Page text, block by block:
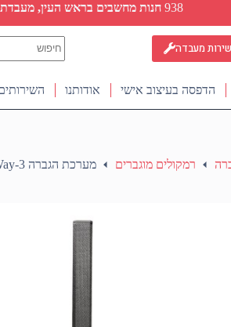
938 חנות מחשבים בראש העין, מעבדת
שירות מעבדה
results
הדפסה בעיצוב אישי אודותנו
רמקולים מוגברים מערכת הגברה 3-Way